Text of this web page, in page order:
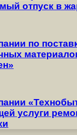
отпуск в
по
услуги